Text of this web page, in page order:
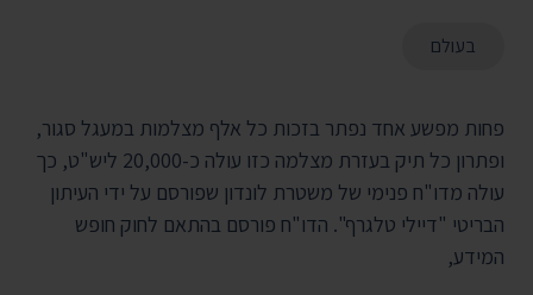
בעולם
פחות מפשע אחד נפתר בזכות כל אלף מצלמות במעגל סגור,
ופתרון כל תיק בעזרת מצלמה כזו עולה כ-20,000 ליש"ט, כך
עולה מדו"ח פנימי של משטרת לונדון שפורסם על ידי העיתון
הבריטי "דיילי טלגרף". הדו"ח פורסם בהתאם לחוק חופש
המידע,